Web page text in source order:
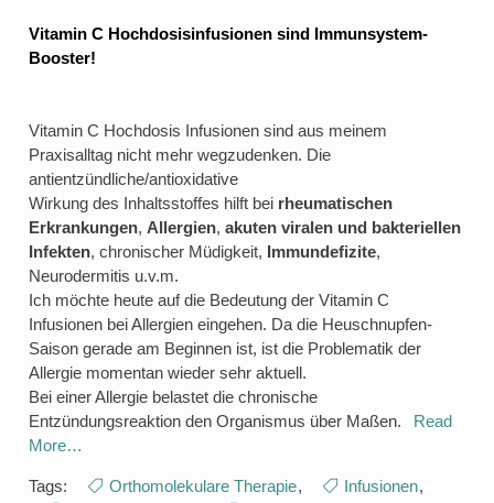
Vitamin C Hochdosisinfusionen sind Immunsystem-
Booster!
Vitamin C Hochdosis Infusionen sind aus meinem
Praxisalltag nicht mehr wegzudenken. Die
antientzündliche/antioxidative
Wirkung des Inhaltsstoffes hilft bei rheumatischen
Erkrankungen, Allergien, akuten viralen und bakteriellen
Infekten, chronischer Müdigkeit, Immundefizite,
Neurodermitis u.v.m.
Ich möchte heute auf die Bedeutung der Vitamin C
Infusionen bei Allergien eingehen. Da die Heuschnupfen-
Saison gerade am Beginnen ist, ist die Problematik der
Allergie momentan wieder sehr aktuell.
Bei einer Allergie belastet die chronische
Entzündungsreaktion den Organismus über Maßen.
Read
More…
Tags: Orthomolekulare Therapie, Infusionen,